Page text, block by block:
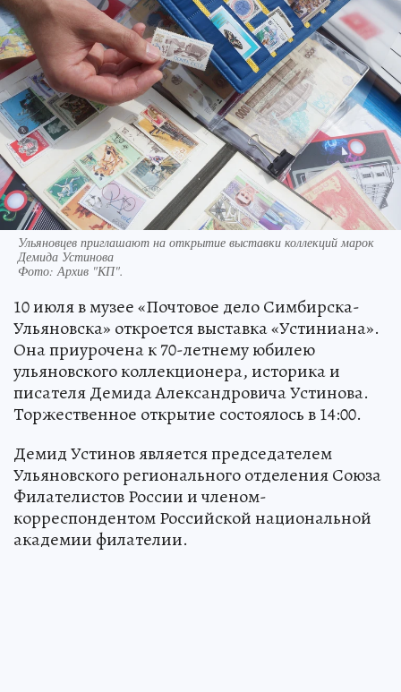
Ульяновцев приглашают на открытие выставки коллекций марок
Демида Устинова
Фото: Архив "КП".
10 июля в музее «Почтовое дело Симбирска-
Ульяновска» откроется выставка «Устиниана».
Она приурочена к 70-летнему юбилею
ульяновского коллекционера, историка и
писателя Демида Александровича Устинова.
Торжественное открытие состоялось в 14:00.
Демид Устинов является председателем
Ульяновского регионального отделения Союза
Филателистов России и членом-
корреспондентом Российской национальной
академии филателии.